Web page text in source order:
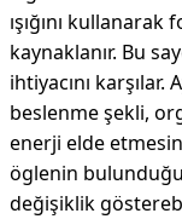
ışığını
kaynaklanır. Bu
ihtiyacını
beslenme şekli,
enerji elde
öglenin
değişiklik